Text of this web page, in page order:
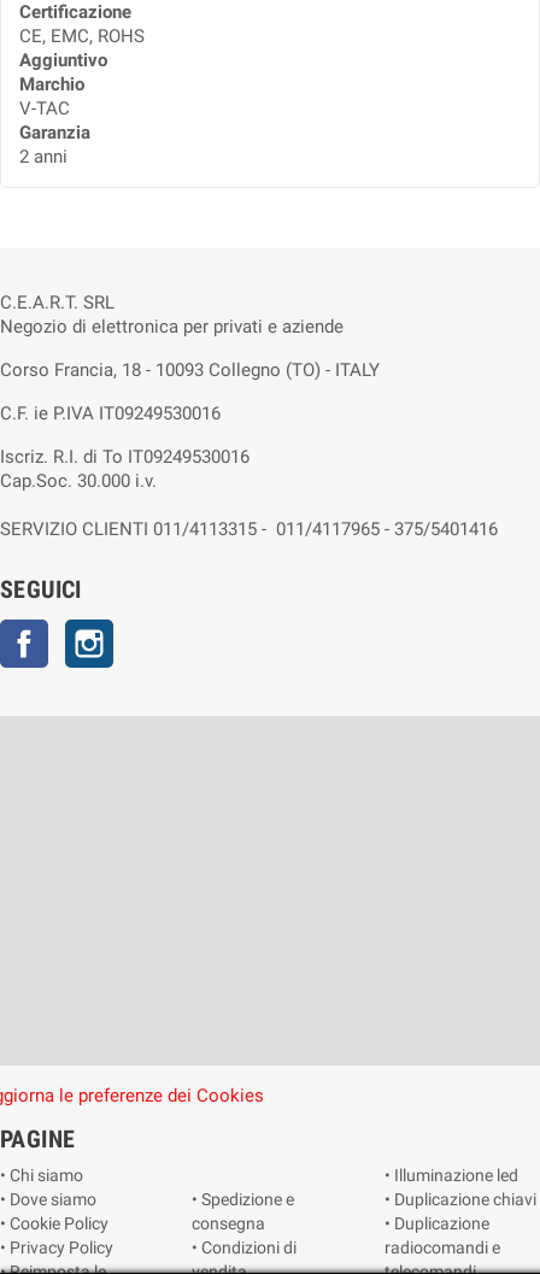
Certificazione
CE, EMC, ROHS
Aggiuntivo
Marchio
V-TAC
Garanzia
2 anni
C.E.A.R.T. SRL
Negozio di elettronica per privati e aziende
Corso Francia, 18 - 10093 Collegno (TO) - ITALY
C.F. ie P.IVA IT09249530016
Iscriz. R.I. di To IT09249530016
Cap.Soc. 30.000 i.v.
SERVIZIO CLIENTI 011/4113315 - 011/4117965 - 375/5401416
SEGUICI
Facebook
le preferenze dei Cookies
PAGINE
• Chi siamo
• Dove siamo
• Cookie Policy
• Privacy Policy
• Spedizione e
consegna
• Condizioni di
• Illuminazione led
• Duplicazione chiavi
• Duplicazione
radiocomandi e